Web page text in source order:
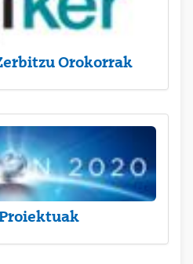
Orokorrak